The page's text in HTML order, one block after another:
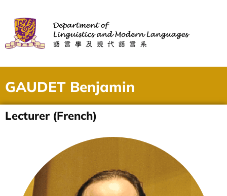
GAUDET Benjamin
Lecturer (French)